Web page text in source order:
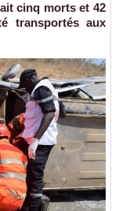
cinq morts et 42
transportés aux